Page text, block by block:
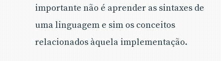
importante não é aprender as sintaxes de
uma linguagem e sim os conceitos
relacionados àquela implementação.